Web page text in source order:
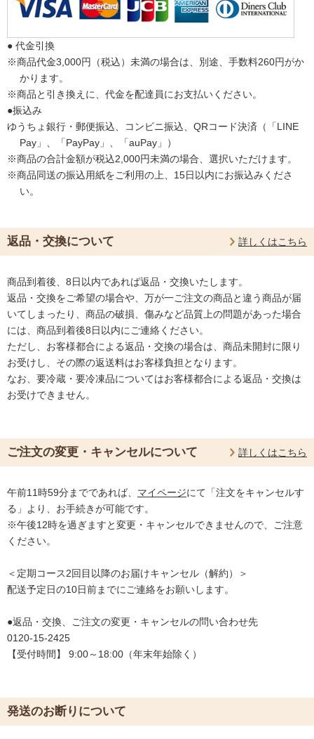
● 代金引換
※商品代金3,000円（税込）未満の場合は、別途、手数料260円がか
かります。
※商品と引き換えに、代金を配達員にお支払いください。
●振込み
ゆうちょ銀行・郵便振込、コンビニ振込、QRコード決済（「LINE
Pay」、「PayPay」、「auPay」）
※商品の合計金額が税込2,000円未満の場合、選択いただけます。
※商品同送の振込用紙をご利用の上、15日以内にお振込みくださ
い。
返品・交換について 詳しくはこちら
商品到着後、8日以内であれば返品・交換いたします。
返品・交換をご希望の場合や、万が一ご注文の商品と違う商品が届
いてしまったり、商品の破損、傷みなど品質上の問題があった場合
には、商品到着後8日以内にご連絡ください。
ただし、お客様都合による返品・交換の場合は、商品未開封に限り
お受けし、その際の返送料はお客様負担となります。
なお、要冷蔵・要冷凍品についてはお客様都合による返品・交換は
お受けできません。
ご注文の変更・キャンセルについて 詳しくはこちら
午前11時59分までであれば、 マイページにて「注文をキャンセルす
る」より、お手続きが可能です。
※午後12時を過ぎますと変更・キャンセルできませんので、ご注意
ください。
＜定期コース2回目以降のお届けキャンセル（解約）＞
配送予定日の10日前までにご連絡をお願いします。
●返品・交換、ご注文の変更・キャンセルの問い合わせ先
0120-15-2425
【受付時間】 9:00～18:00（年末年始除く）
発送のお断りについて